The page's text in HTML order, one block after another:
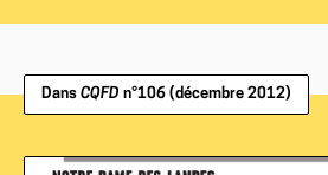
Dans CQFD n°106 (décembre 2012)